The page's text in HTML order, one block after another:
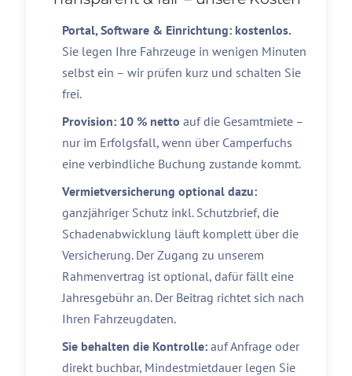
Portal, Software & Einrichtung: kostenlos.
Sie legen Ihre Fahrzeuge in wenigen Minuten
selbst ein – wir prüfen kurz und schalten Sie
frei.
Provision: 10 % netto auf die Gesamtmiete –
nur im Erfolgsfall, wenn über Camperfuchs
eine verbindliche Buchung zustande kommt.
Vermietversicherung optional dazu:
ganzjähriger Schutz inkl. Schutzbrief, die
Schadenabwicklung läuft komplett über die
Versicherung. Der Zugang zu unserem
Rahmenvertrag ist optional, dafür fällt eine
Jahresgebühr an. Der Beitrag richtet sich nach
Ihren Fahrzeugdaten.
Sie behalten die Kontrolle: auf Anfrage oder
direkt buchbar, Mindestmietdauer legen Sie